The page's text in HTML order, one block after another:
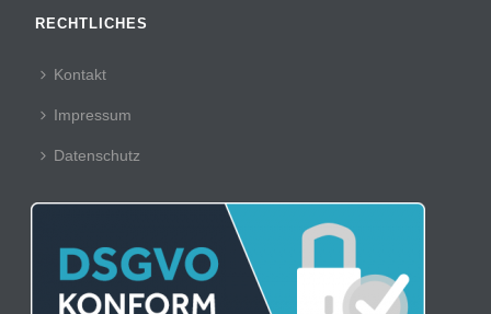
RECHTLICHES
Kontakt
Impressum
Datenschutz